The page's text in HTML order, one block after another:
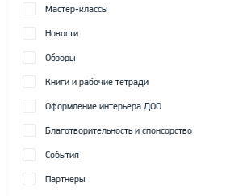
Мастер-классы
Новости
Обзоры
Книги и рабочие тетради
Оформление интерьера ДОО
Благотворительность и спонсорство
События
Партнеры